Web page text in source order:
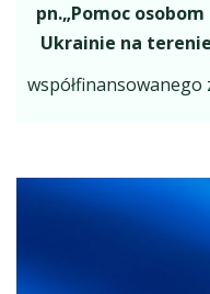
pn.„Pomoc
Ukrainie na
współfinansowanego